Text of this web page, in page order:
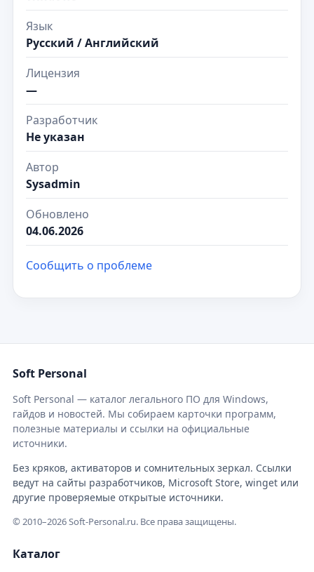
Язык
Русский / Английский
Лицензия
—
Разработчик
Не указан
Автор
Sysadmin
Обновлено
04.06.2026
Сообщить о проблеме
Soft Personal
Soft Personal — каталог легального ПО для Windows,
гайдов и новостей. Мы собираем карточки программ,
полезные материалы и ссылки на официальные
источники.
Без кряков, активаторов и сомнительных зеркал. Ссылки
ведут на сайты разработчиков, Microsoft Store, winget или
другие проверяемые открытые источники.
© 2010–2026 Soft-Personal.ru. Все права защищены.
Каталог